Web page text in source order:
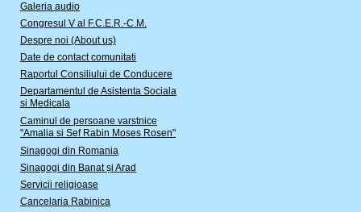
Galeria audio
Congresul V al F.C.E.R.-C.M.
Despre noi (About us)
Date de contact comunitati
Raportul Consiliului de Conducere
Departamentul de Asistenta Sociala
si Medicala
Caminul de persoane varstnice
"Amalia si Sef Rabin Moses Rosen"
Sinagogi din Romania
Sinagogi din Banat și Arad
Servicii religioase
Cancelaria Rabinica